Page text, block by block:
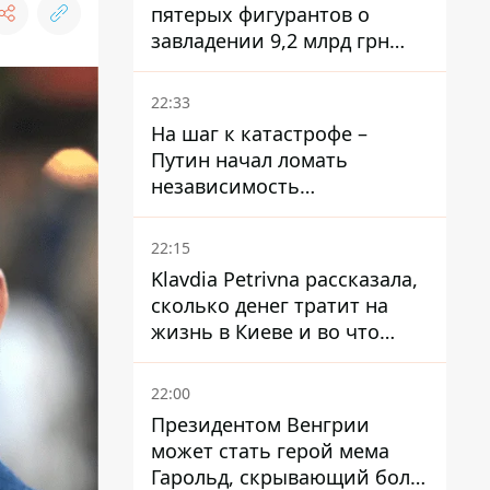
пятерых фигурантов о
завладении 9,2 млрд грн
ПриватБанка направили в
суд
22:33
На шаг к катастрофе –
Путин начал ломать
независимость
собственного Центробанка,
заставив снизить базовую
ставку
22:15
Klavdia Petrivna рассказала,
сколько денег тратит на
жизнь в Киеве и во что
вкладывает миллионы
22:00
Президентом Венгрии
может стать герой мема
Гарольд, скрывающий боль